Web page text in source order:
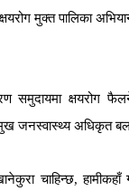
क्षयरोग मुक्त पालिका
समुदायमा क्षयरोग
जनस्वास्थ्य अधिकृत
चाहिन्छ,हामीकहाँ